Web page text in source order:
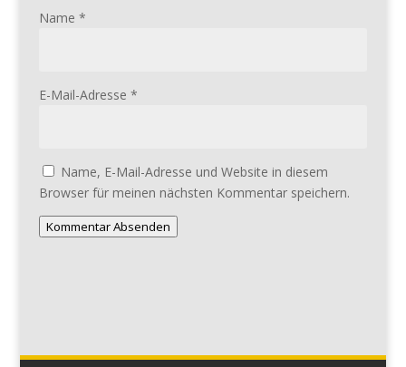
Name *
E-Mail-Adresse *
Name, E-Mail-Adresse und Website in diesem
Browser für meinen nächsten Kommentar speichern.
Kommentar Absenden